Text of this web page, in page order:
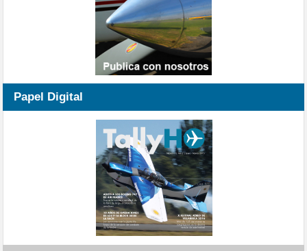
Papel Digital